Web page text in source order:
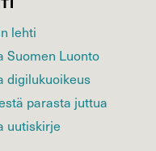
lehti
Suomen Luonto
digilukuoikeus
parasta juttua
uutiskirje